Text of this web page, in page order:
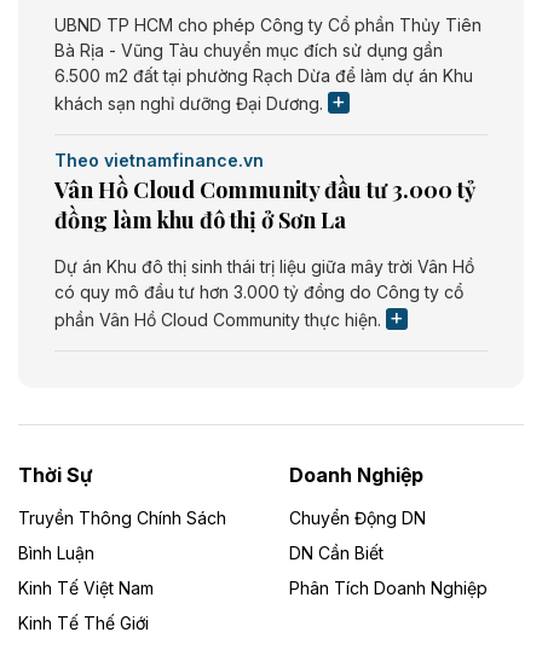
UBND TP HCM cho phép Công ty Cổ phần Thủy Tiên
Bà Rịa - Vũng Tàu chuyển mục đích sử dụng gần
6.500 m2 đất tại phường Rạch Dừa để làm dự án Khu
khách sạn nghỉ dưỡng Đại Dương.
Theo vietnamfinance.vn
Vân Hồ Cloud Community đầu tư 3.000 tỷ
đồng làm khu đô thị ở Sơn La
Dự án Khu đô thị sinh thái trị liệu giữa mây trời Vân Hồ
có quy mô đầu tư hơn 3.000 tỷ đồng do Công ty cổ
phần Vân Hồ Cloud Community thực hiện.
Dự án Nhà máy xử lý rác và phát điện Bắc Giang do
Công ty TNHH Năng lượng môi trường Bắc Giang làm
Theo vietnamfinance.vn
Đức Long Gia Lai mở rộng ‘hệ sinh thái’
Thời Sự
Truyền Thông Chính Sách
Bình Luận
Kinh Tế Việt Nam
Kinh Tế Thế Giới
Doanh Nghiệp
Chuyển Động DN
DN Cần Biết
Phân Tích Doanh Nghiệp